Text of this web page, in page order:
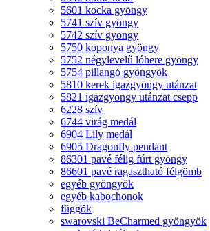
5601 kocka gyöngy
5741 szív gyöngy
5742 szív gyöngy
5750 koponya gyöngy
5752 négylevelű lóhere gyöngy
5754 pillangó gyöngyök
5810 kerek igazgyöngy utánzat
5821 igazgyöngy utánzat csepp
6228 szív
6744 virág medál
6904 Lily medál
6905 Dragonfly pendant
86301 pavé félig fúrt gyöngy
86601 pavé ragasztható félgömb
egyéb gyöngyök
egyéb kabochonok
függõk
swarovski BeCharmed gyöngyök